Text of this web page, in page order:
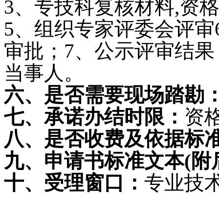
3、专技科复核材料,资
5、组织专家评委会评审
审批； 7、公示评审结
当事人。
六、是否需要现场踏勘
七、承诺办结时限： 资
八、是否收费及依据标
九、申请书标准文本(附
十、受理窗口： 专业技